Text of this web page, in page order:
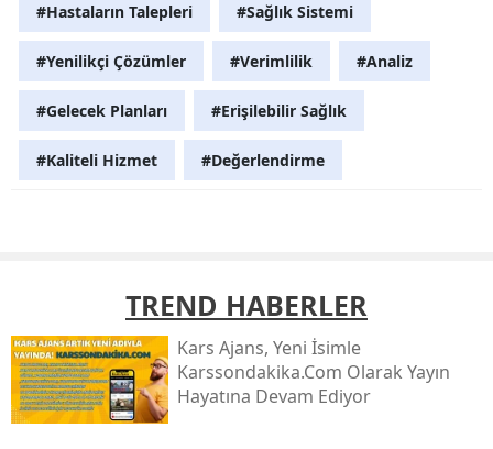
#Hastaların Talepleri #Sağlık Sistemi
#Yenilikçi Çözümler #Verimlilik #Analiz
#Gelecek Planları #Erişilebilir Sağlık
#Kaliteli Hizmet #Değerlendirme
TREND HABERLER
Kars Ajans, Yeni İsimle
Karssondakika.com Olarak Yayın
Hayatına Devam Ediyor